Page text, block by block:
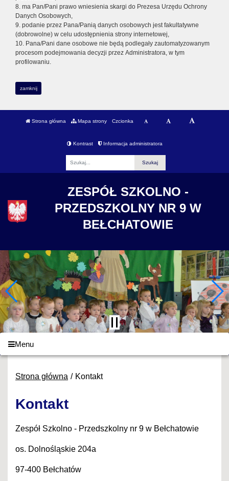
8. ma Pan/Pani prawo wniesienia skargi do Prezesa Urzędu Ochrony
Danych Osobowych,
9. podanie przez Pana/Panią danych osobowych jest fakultatywne
(dobrowolne) w celu udostępnienia strony internetowej,
10. Pana/Pani dane osobowe nie będą podlegały zautomatyzowanym
procesom podejmowania decyzji przez Administratora, w tym
profilowaniu.
zamknij
Strona główna Mapa strony Czcionka
Kontrast Informacja administratora
ZESPÓŁ SZKOLNO -
PRZEDSZKOLNY NR 9 W
BEŁCHATOWIE
Menu
Strona główna Kontakt
Kontakt
Zespół Szkolno - Przedszkolny nr 9 w Bełchatowie
os. Dolnośląskie 204a
97-400 Bełchatów